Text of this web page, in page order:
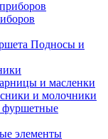
Подносы и
и масленки
и молочники